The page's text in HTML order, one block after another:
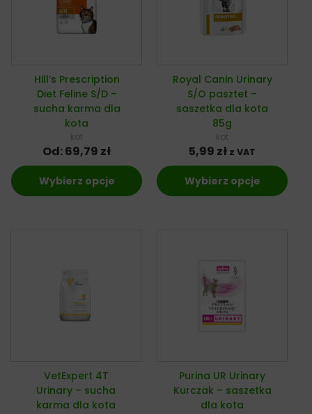
Hill’s Prescription
Diet Feline S/D –
sucha karma dla
kota
kot
Od:69,79 zł
Wybierz opcje
Royal Canin Urinary
S/O pasztet –
saszetka dla kota
85g
kot
5,99 zł z VAT
Wybierz opcje
VetExpert 4T
Urinary – sucha
karma dla kota
Purina UR Urinary
Kurczak – saszetka
dla kota